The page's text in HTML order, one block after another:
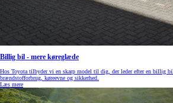
Billig bil - mere køreglæde
Hos Toyota tilbyder vi en skarp model til dig, der leder efter en billig
brændstofforbrug, køreevne og sikkerhed.
Læs mere